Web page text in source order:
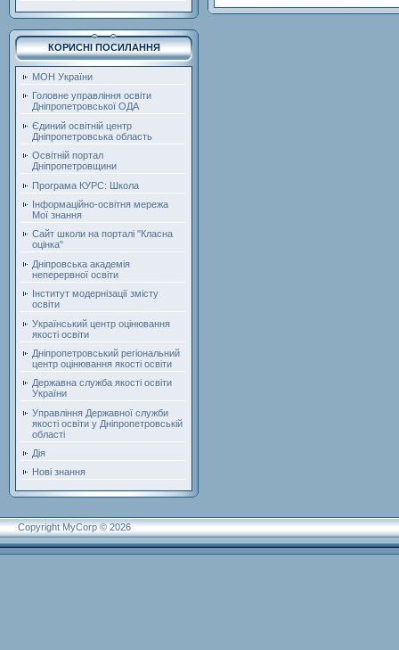
КОРИСНІ ПОСИЛАННЯ
МОН України
Головне управління освіти
Дніпропетровської ОДА
Єдиний освітній центр
Дніпропетровська область
Освітній портал
Дніпропетровщини
Програма КУРС: Школа
Інформаційно-освітня мережа
Мої знання
Сайт школи на порталі "Класна
оцінка"
Дніпровська академія
неперервної освіти
Інститут модернізації змісту
освіти
Український центр оцінювання
якості освіти
Дніпропетровський регіональний
центр оцінювання якості освіти
Державна служба якості освіти
України
Управління Державної служби
якості освіти у Дніпропетровській
області
Дія
Нові знання
Copyright MyCorp © 2026